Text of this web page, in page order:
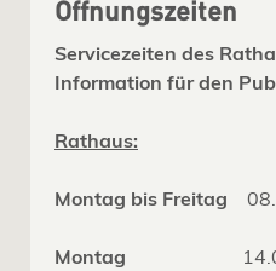
Öffnungszeiten
Servicezeiten des
Information für den
Rathaus:
Montag bis Freitag
Montag 14.00 -